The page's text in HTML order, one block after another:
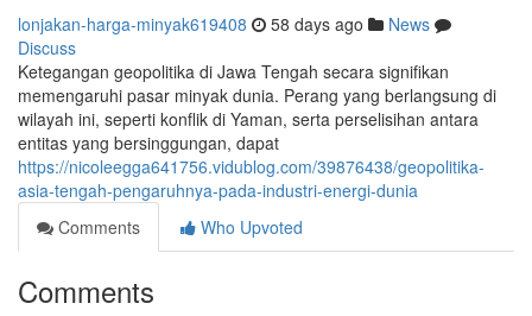
lonjakan-harga-minyak619408 58 days ago
News
Discuss
Ketegangan geopolitika di Jawa Tengah secara signifikan
memengaruhi pasar minyak dunia. Perang yang berlangsung di
wilayah ini, seperti konflik di Yaman, serta perselisihan antara
entitas yang bersinggungan, dapat
https://nicoleegga641756.vidublog.com/39876438/geopolitika-
asia-tengah-pengaruhnya-pada-industri-energi-dunia
Comments
Who Upvoted
Comments